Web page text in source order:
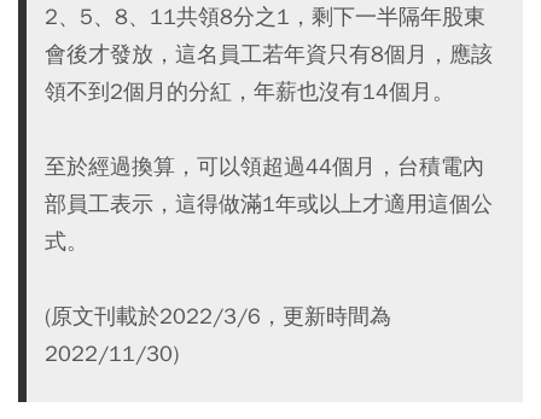
2、5、8、11共領8分之1，剩下一半隔年股東
會後才發放，這名員工若年資只有8個月，應該
領不到2個月的分紅，年薪也沒有14個月。
至於經過換算，可以領超過44個月，台積電內
部員工表示，這得做滿1年或以上才適用這個公
式。
(原文刊載於2022/3/6，更新時間為
2022/11/30)